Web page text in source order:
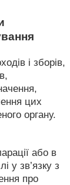
і зборів,
цих
органу.
або в
у зв’язку з
про